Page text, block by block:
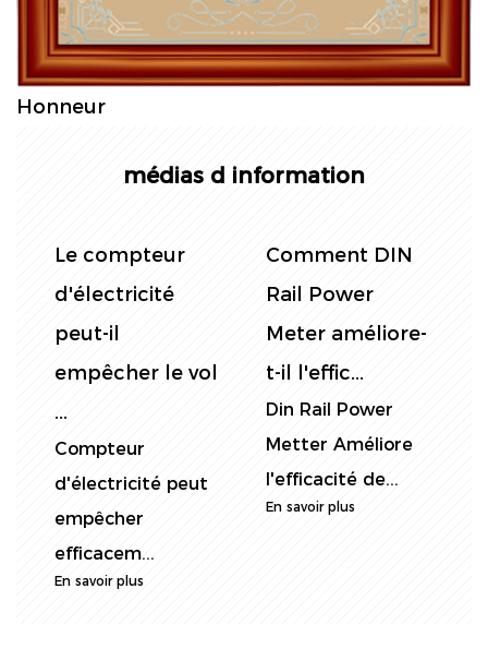
Honneur
médias d information
DIN Rail Energy
Metter vs.
Metter d'énergie
tradit...
industriels, il
existe des
différences...
Quels sont les
points clés de la
nouvelle norme
po...
Dans le domaine
de la mesure
d'énergie, de
nouvelles...